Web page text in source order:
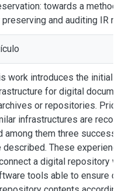
towards a
and auditing IR
work introduces the initial
for digital
or repositories.
infrastructures are
among them three
described. These
a digital repository
tools able to ensure